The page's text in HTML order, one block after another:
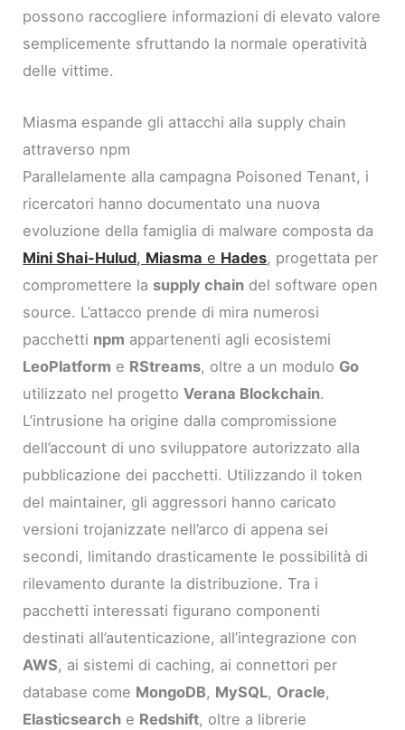
possono raccogliere informazioni di elevato valore
semplicemente sfruttando la normale operatività
delle vittime.
Miasma espande gli attacchi alla supply chain
attraverso npm
Parallelamente alla campagna Poisoned Tenant, i
ricercatori hanno documentato una nuova
evoluzione della famiglia di malware composta da
Mini Shai-Hulud, Miasma e Hades, progettata per
compromettere la supply chain del software open
source. L’attacco prende di mira numerosi
pacchetti npm appartenenti agli ecosistemi
LeoPlatform e RStreams, oltre a un modulo Go
utilizzato nel progettoVerana Blockchain.
L’intrusione ha origine dalla compromissione
dell’account di uno sviluppatore autorizzato alla
pubblicazione dei pacchetti. Utilizzando il token
del maintainer, gli aggressori hanno caricato
versioni trojanizzate nell’arco di appena sei
secondi, limitando drasticamente le possibilità di
rilevamento durante la distribuzione. Tra i
pacchetti interessati figurano componenti
destinati all’autenticazione, all’integrazione con
AWS, ai sistemi di caching, ai connettori per
database come MongoDB, MySQL, Oracle,
Elasticsearch e Redshift, oltre a librerie